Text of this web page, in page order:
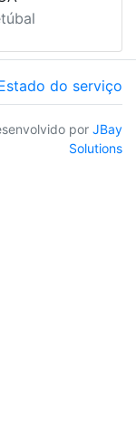
do serviço
por JBay
Solutions